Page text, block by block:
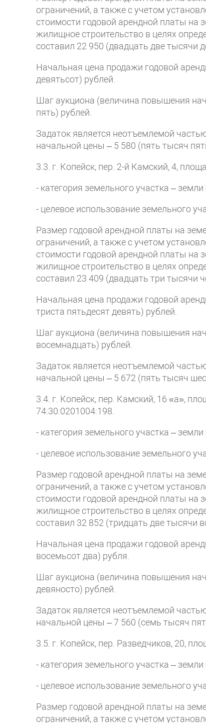
ограничений, а также с учетом
стоимости годовой арендной платы на
жилищное строительство в целях
составил 22 950 (двадцать две тысячи
Начальная цена продажи годовой
девятьсот) рублей.
Шаг аукциона (величина повышения
пять) рублей.
Задаток является неотъемлемой
начальной цены – 5 580 (пять тысяч
3.3. г. Копейск, пер. 2-й Камский, 4,
- категория земельного участка –
- целевое использование земельного
Размер годовой арендной платы на
ограничений, а также с учетом
стоимости годовой арендной платы на
жилищное строительство в целях
составил 23 409 (двадцать три тысячи
Начальная цена продажи годовой
триста пятьдесят девять) рублей.
Шаг аукциона (величина повышения
восемнадцать) рублей.
Задаток является неотъемлемой
начальной цены – 5 672 (пять тысяч
3.4. г. Копейск, пер. Камский, 16 «а»,
74:30:0201004:198.
- категория земельного участка –
- целевое использование земельного
Размер годовой арендной платы на
ограничений, а также с учетом
стоимости годовой арендной платы на
жилищное строительство в целях
составил 32 852 (тридцать две тысячи
Начальная цена продажи годовой
восемьсот два) рубля.
Шаг аукциона (величина повышения
девяносто) рублей.
Задаток является неотъемлемой
начальной цены – 7 560 (семь тысяч
3.5. г. Копейск, пер. Разведчиков, 20,
- категория земельного участка –
- целевое использование земельного
Размер годовой арендной платы на
ограничений, а также с учетом